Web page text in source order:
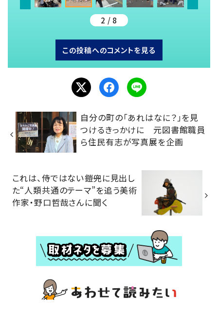
2 / 8
この投稿へのコメントを見る
自分の町の「あれはなに？」を見
つけるきっかけに 元図書館職員
ら住民有志が写真展を企画
これは、侍ではない――鎧兜に見出し
た“人類共通のテーマ”を追う美術
作家・野口哲哉さんに聞く